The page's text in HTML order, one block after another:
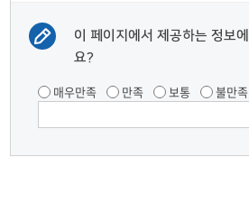
이 페이지에서 제공하는 정보
요?
매우만족 만족 보통 불만족